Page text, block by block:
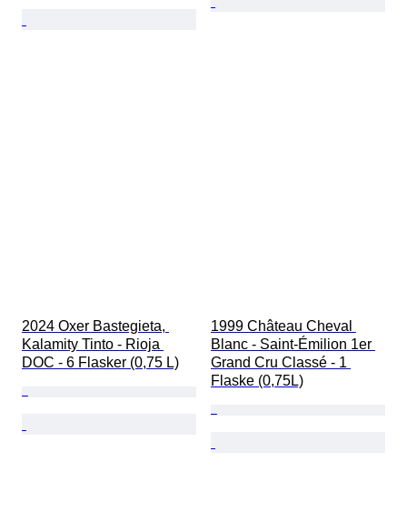
2024 Oxer Bastegieta,
Kalamity Tinto - Rioja
DOC - 6 Flasker (0,75 L)
1999 Château Cheval
Blanc - Saint-Émilion 1er
Grand Cru Classé - 1
Flaske (0,75L)